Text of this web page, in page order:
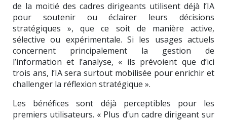
de la moitié des cadres dirigeants utilisent déjà l’IA
pour soutenir ou éclairer leurs décisions
stratégiques », que ce soit de manière active,
sélective ou expérimentale. Si les usages actuels
concernent principalement la gestion de
l’information et l’analyse, « ils prévoient que d’ici
trois ans, l’IA sera surtout mobilisée pour enrichir et
challenger la réflexion stratégique ».
Les bénéfices sont déjà perceptibles pour les
premiers utilisateurs. « Plus d’un cadre dirigeant sur